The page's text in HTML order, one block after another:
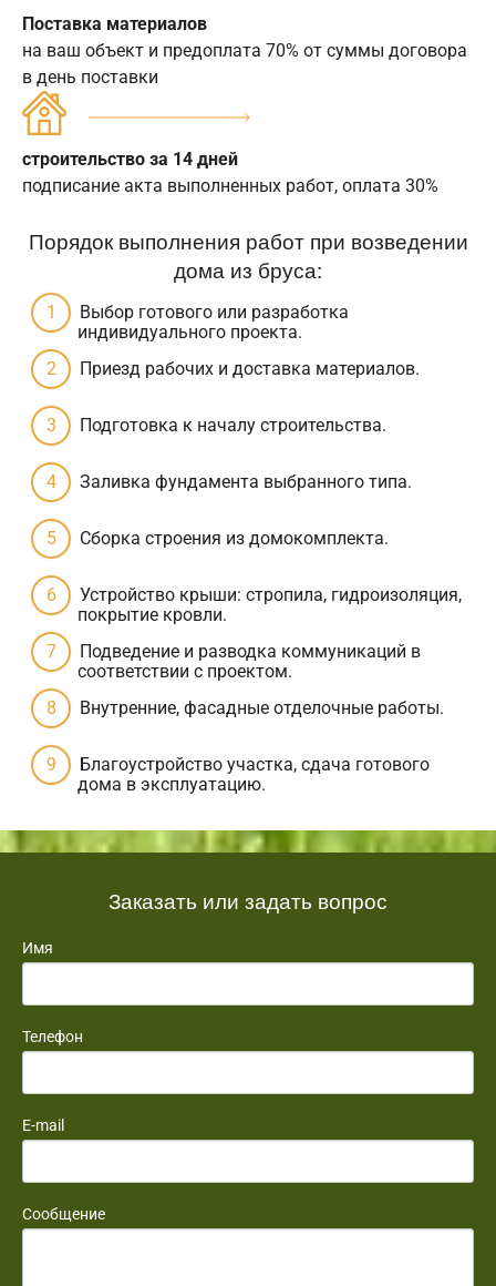
Поставка материалов
на ваш объект и предоплата 70% от суммы договора
в день поставки
строительство за 14 дней
подписание акта выполненных работ, оплата 30%
Порядок выполнения работ при возведении
дома из бруса:
Выбор готового или разработка
индивидуального проекта.
Приезд рабочих и доставка материалов.
Подготовка к началу строительства.
Заливка фундамента выбранного типа.
Сборка строения из домокомплекта.
Устройство крыши: стропила, гидроизоляция,
покрытие кровли.
Подведение и разводка коммуникаций в
соответствии с проектом.
Внутренние, фасадные отделочные работы.
Благоустройство участка, сдача готового
дома в эксплуатацию.
Заказать или задать вопрос
Имя
Телефон
E-mail
Сообщение